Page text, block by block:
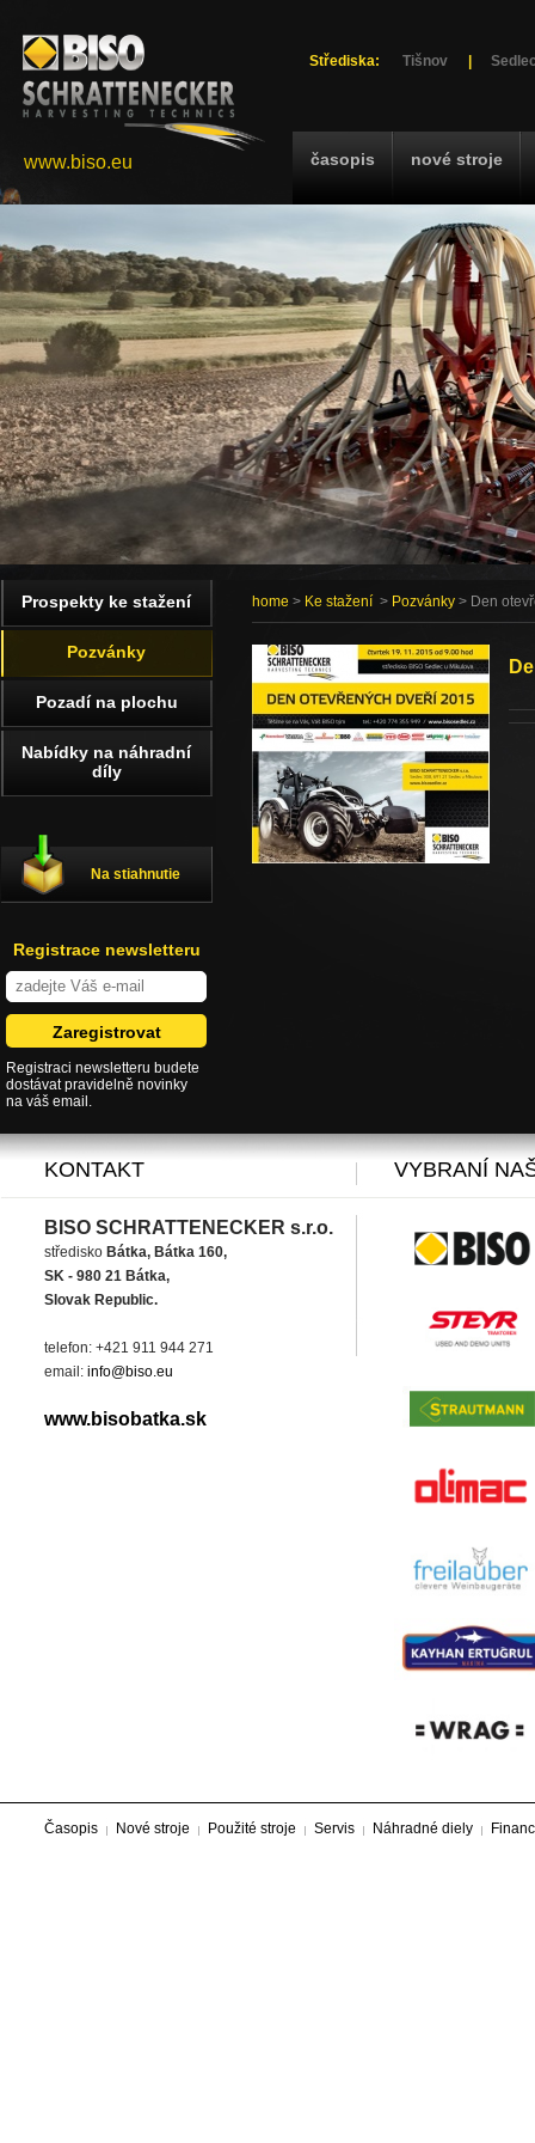
Střediska: Tišnov
časopis nové stroje
www.biso.eu
home > Ke stažení > Pozvánky > Den
Prospekty ke stažení
Pozvánky
Pozadí na plochu
Nabídky na náhradní
díly
Na stiahnutie
Registrace newsletteru
Registraci newsletteru budete
dostávat pravidelně novinky
na váš email.
KONTAKT
BISO SCHRATTENECKER s.r.o.
středisko Bátka, Bátka 160,
SK - 980 21 Bátka,
Slovak Republic.
telefon: +421 911 944 271
email: info@biso.eu
www.bisobatka.sk
VYBRANÍ
Časopis Nové stroje Použité stroje Servis Náhradné diely